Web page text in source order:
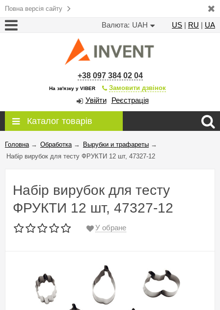
Повна версія сайту
Валюта: UAH US | RU | UA
+38 097 384 02 04
На зв'язку у VIBER Замовити дзвінок
Увійти Реєстрація
Каталог товарів
Головна → Обработка → Вырубки и трафареты →
Набір вирубок для тесту ФРУКТИ 12 шт, 47327-12
Набір вирубок для тесту
ФРУКТИ 12 шт, 47327-12
У обране